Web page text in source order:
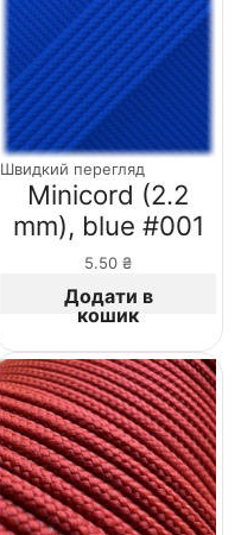
Швидкий перегляд
Minicord (2.2
mm), blue #001
5.50 ₴
Додати в
кошик